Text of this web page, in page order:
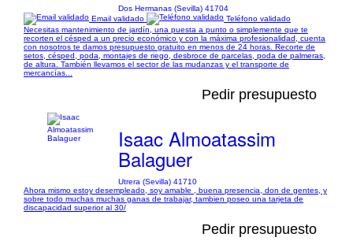
Dos Hermanas (Sevilla) 41704
Email validado
Teléfono validado
Necesitas mantenimiento de jardín, una puesta a punto o simplemente que te
recorten el césped a un precio económico y con la máxima profesionalidad, cuenta
con nosotros te damos presupuesto gratuito en menos de 24 horas. Recorte de
setos, césped, poda, montajes de riego, desbroce de parcelas, poda de palmeras,
de altura. También llevamos el sector de las mudanzas y el transporte de
mercancías...
Pedir presupuesto
Isaac Almoatassim
Balaguer
Utrera (Sevilla) 41710
Ahora mismo estoy desempleado, soy amable , buena presencia, don de gentes, y
sobre todo muchas muchas ganas de trabajar, tambien poseo una tarjeta de
discapacidad superior al 30/
Pedir presupuesto